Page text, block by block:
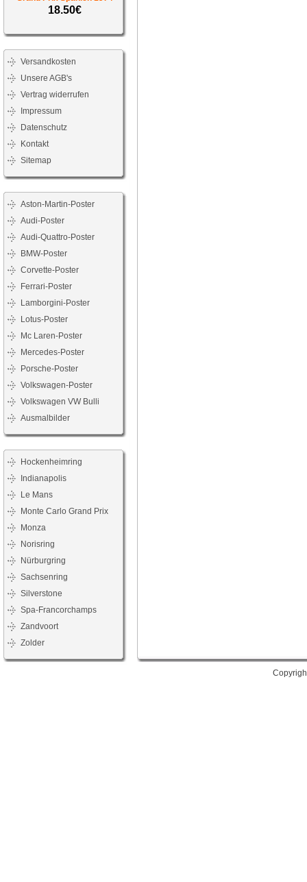
18.50€
Versandkosten
Unsere AGB's
Vertrag widerrufen
Impressum
Datenschutz
Kontakt
Sitemap
Aston-Martin-Poster
Audi-Poster
Audi-Quattro-Poster
BMW-Poster
Corvette-Poster
Ferrari-Poster
Lamborgini-Poster
Lotus-Poster
Mc Laren-Poster
Mercedes-Poster
Porsche-Poster
Volkswagen-Poster
Volkswagen VW Bulli
Ausmalbilder
Hockenheimring
Indianapolis
Le Mans
Monte Carlo Grand Prix
Monza
Norisring
Nürburgring
Sachsenring
Silverstone
Spa-Francorchamps
Zandvoort
Zolder